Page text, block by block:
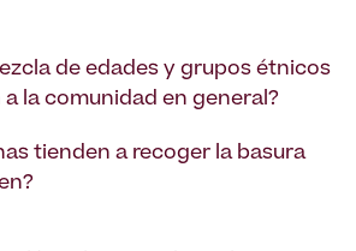
de edades y grupos étnicos
a la comunidad en general?
tienden a recoger la basura